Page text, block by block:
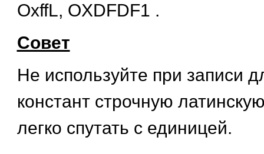
OxffL, OXDFDF1 .
Совет
Не используйте при записи
констант строчную
легко спутать с единицей.